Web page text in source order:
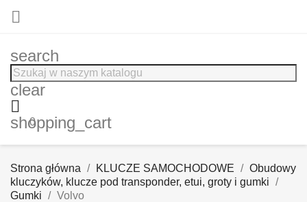

search
clear

shopping_cart
0
Strona główna KLUCZE SAMOCHODOWE
Obudowy
kluczyków, klucze pod transponder, etui, groty i gumki
Gumki
Volvo